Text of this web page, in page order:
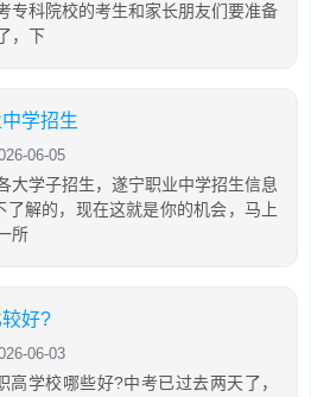
专科院校的考生和家长朋友们要准备
，下
学招生
06-05
大学子招生，遂宁职业中学招生信息
解的，现在这就是你的机会，马上
所
好?
06-03
学校哪些好?中考已过去两天了，